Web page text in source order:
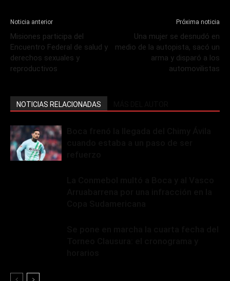
Noticia anterior
Misiones participa del
Encuentro Federal de salud y
derechos sexuales y
reproductivos
Próxima noticia
Una mujer se desnudó en
medio de la autopista, sacó un
arma y disparó a los
automovilistas
NOTICIAS RELACIONADAS